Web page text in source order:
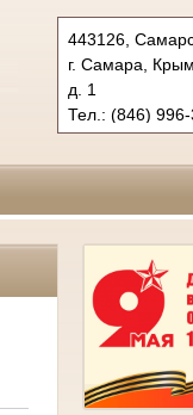
443126,
г. Самара,
д. 1
Тел.: (846)
6kas@sudrf.ru
схема проезда